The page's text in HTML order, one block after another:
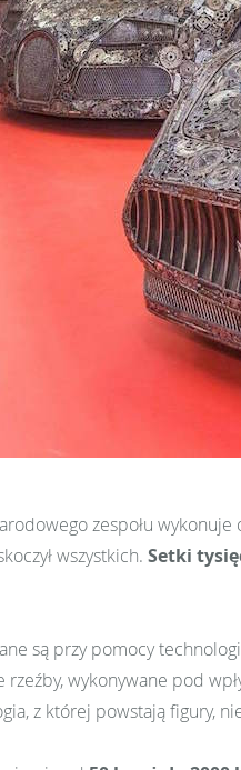
zespołu
wszystkich. Setki
są przy pomocy
wykonywane pod
z której powstają figury,